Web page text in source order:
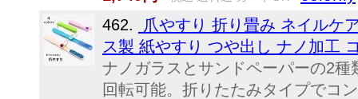
462.
爪やすり 折り畳み ネイルケ
ス製 紙やすり つや出し ナノ加工
ナノガラスとサンドペーパーの2
回転可能。折りたたみタイプでコ